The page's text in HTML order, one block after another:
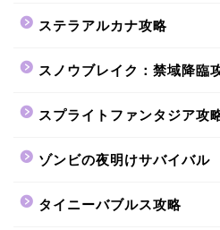
ステラアルカナ攻略
スノウブレイク：禁域降臨
スプライトファンタジア攻
ゾンビの夜明けサバイバル
タイニーバブルス攻略